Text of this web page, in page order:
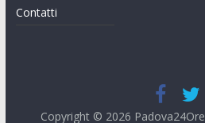
Contatti
Copyright © 2026 Padova24Ore